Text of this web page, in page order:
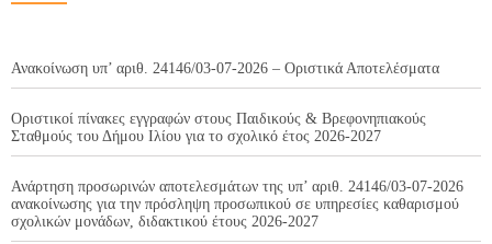
Ανακοίνωση υπ’ αριθ. 24146/03-07-2026 – Οριστικά Αποτελέσματα
Οριστικοί πίνακες εγγραφών στους Παιδικούς & Βρεφονηπιακούς
Σταθμούς του Δήμου Ιλίου για το σχολικό έτος 2026-2027
Ανάρτηση προσωρινών αποτελεσμάτων της υπ’ αριθ. 24146/03-07-2026
ανακοίνωσης για την πρόσληψη προσωπικού σε υπηρεσίες καθαρισμού
σχολικών μονάδων, διδακτικού έτους 2026-2027